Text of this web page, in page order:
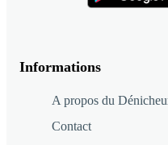
Informations
A propos du
Contact